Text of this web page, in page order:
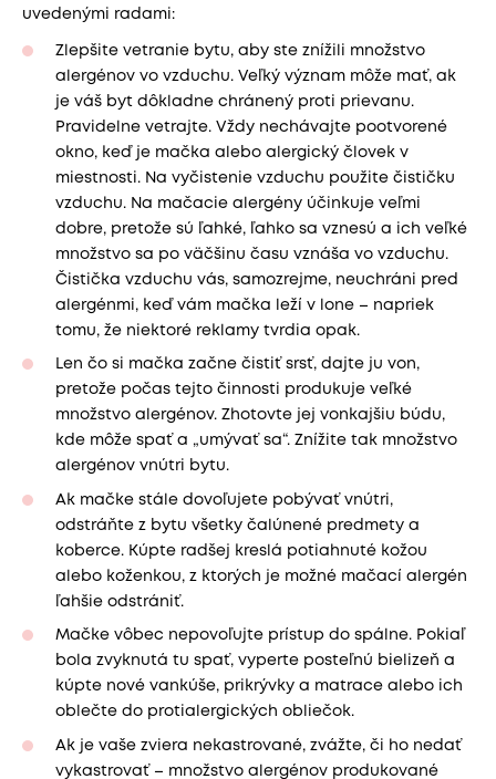
uvedenými radami:
Zlepšite vetranie bytu, aby ste znížili množstvo
alergénov vo vzduchu. Veľký význam môže mať, ak
je váš byt dôkladne chránený proti prievanu.
Pravidelne vetrajte. Vždy nechávajte pootvorené
okno, keď je mačka alebo alergický človek v
miestnosti. Na vyčistenie vzduchu použite čističku
vzduchu. Na mačacie alergény účinkuje veľmi
dobre, pretože sú ľahké, ľahko sa vznesú a ich veľké
množstvo sa po väčšinu času vznáša vo vzduchu.
Čistička vzduchu vás, samozrejme, neuchráni pred
alergénmi, keď vám mačka leží v lone – napriek
tomu, že niektoré reklamy tvrdia opak.
Len čo si mačka začne čistiť srsť, dajte ju von,
pretože počas tejto činnosti produkuje veľké
množstvo alergénov. Zhotovte jej vonkajšiu búdu,
kde môže spať a „umývať sa“. Znížite tak množstvo
alergénov vnútri bytu.
Ak mačke stále dovoľujete pobývať vnútri,
odstráňte z bytu všetky čalúnené predmety a
koberce. Kúpte radšej kreslá potiahnuté kožou
alebo koženkou, z ktorých je možné mačací alergén
ľahšie odstrániť.
Mačke vôbec nepovoľujte prístup do spálne. Pokiaľ
bola zvyknutá tu spať, vyperte posteľnú bielizeň a
kúpte nové vankúše, prikrývky a matrace alebo ich
oblečte do protialergických obliečok.
Ak je vaše zviera nekastrované, zvážte, či ho nedať
vykastrovať – množstvo alergénov produkované